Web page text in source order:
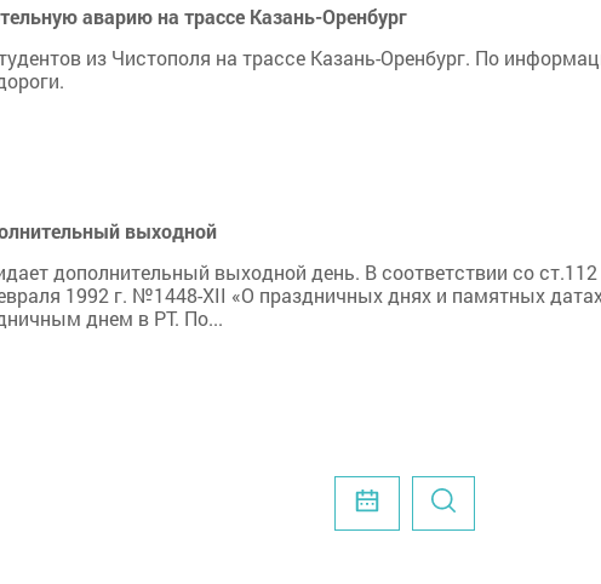
аварию на трассе Казань-Оренбург
из Чистополя на трассе Казань-Оренбург. По
выходной
дополнительный выходной день. В соответствии со
1992 г. №1448-XII «О праздничных днях и памятных
днем в РТ. По...